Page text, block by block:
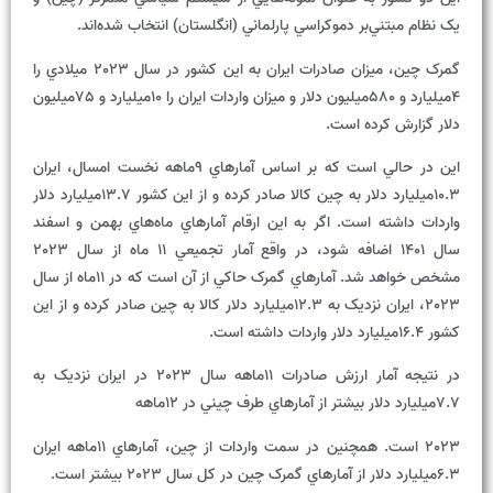
يک نظام مبتني‌بر دموکراسي پارلماني (انگلستان) انتخاب شده‌اند.
گمرک چين، ميزان صادرات ايران به اين کشور در سال 2023 ميلادي را
4ميليارد و 580ميليون دلار و ميزان واردات ايران را 10ميليارد و 75ميليون
دلار گزارش کرده است.
اين در حالي است که بر اساس آمارهاي 9ماهه نخست امسال، ايران
10.3ميليارد دلار به چين کالا صادر کرده و از اين کشور 13.7ميليارد دلار
واردات داشته است. اگر به اين ارقام آمارهاي ماه‌هاي بهمن و اسفند
سال 1401 اضافه شود، در واقع آمار تجميعي 11 ماه از سال 2023
مشخص خواهد شد. آمارهاي گمرک حاکي از آن است که در 11ماه از سال
2023، ايران نزديک به 12.3ميليارد دلار کالا به چين صادر کرده و از اين
کشور 16.4ميليارد دلار واردات داشته است.
در نتيجه آمار ارزش صادرات 11ماهه سال 2023 در ايران نزديک به
7.7ميليارد دلار بيشتر از آمارهاي طرف چيني در 12ماهه
2023 است. همچنين در سمت واردات از چين، آمارهاي 11ماهه ايران
6.3ميليارد دلار از آمارهاي گمرک چين در کل سال 2023 بيشتر است.